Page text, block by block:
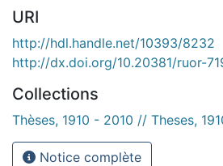
URI
http://hdl.handle.net/10393/8232
http://dx.doi.org/10.20381/ruor-
Collections
Thèses, 1910 - 2010 // Theses,
Notice complète